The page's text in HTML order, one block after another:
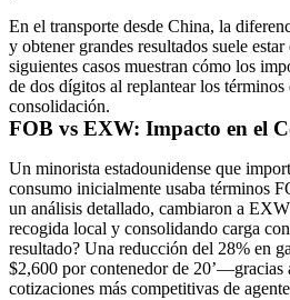
En el transporte desde China, la
y obtener grandes resultados suele
siguientes casos muestran cómo los
de dos dígitos al replantear los
consolidación.
FOB vs EXW: Impacto en el
Un minorista estadounidense que
consumo inicialmente usaba términos
un análisis detallado, cambiaron a EXW
recogida local y consolidando carga
resultado? Una reducción del 28% en
$2,600 por contenedor de 20’—gracias
cotizaciones más competitivas de